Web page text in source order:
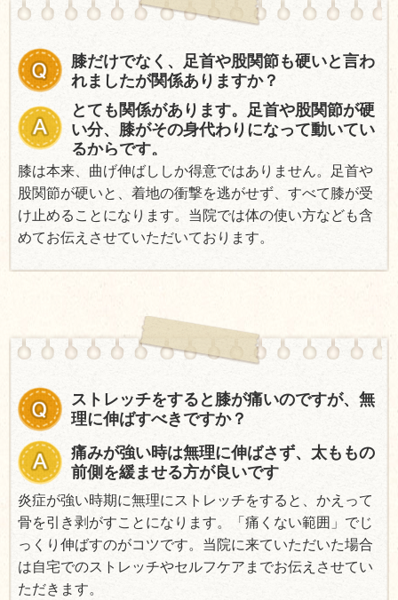
膝だけでなく、足首や股関節も硬いと言わ
れましたが関係ありますか？
とても関係があります。足首や股関節が硬
い分、膝がその身代わりになって動いてい
るからです。
膝は本来、曲げ伸ばししか得意ではありません。足首や
股関節が硬いと、着地の衝撃を逃がせず、すべて膝が受
け止めることになります。当院では体の使い方なども含
めてお伝えさせていただいております。
ストレッチをすると膝が痛いのですが、無
理に伸ばすべきですか？
痛みが強い時は無理に伸ばさず、太ももの
前側を緩ませる方が良いです
炎症が強い時期に無理にストレッチをすると、かえって
骨を引き剥がすことになります。「痛くない範囲」でじ
っくり伸ばすのがコツです。当院に来ていただいた場合
は自宅でのストレッチやセルフケアまでお伝えさせてい
ただきます。